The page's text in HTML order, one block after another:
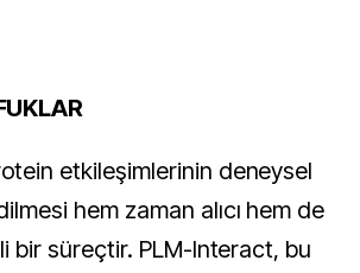
etkileşimlerinin deneysel
hem zaman alıcı hem de
bir süreçtir. PLM-Interact, bu